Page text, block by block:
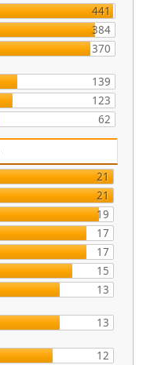
441
384
370
139
123
62
21
21
19
17
17
15
13
13
12